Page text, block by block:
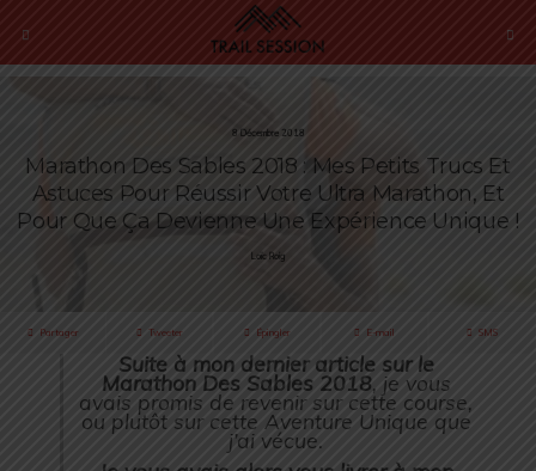
8 Décembre 2018
Marathon Des Sables 2018 : Mes Petits Trucs Et
Astuces Pour Réussir Votre Ultra Marathon, Et
Pour Que Ça Devienne Une Expérience Unique !
Loïc Roig
Partager Tweeter Épingler E-mail SMS
Suite à mon dernier article sur le
Marathon Des Sables 2018, je vous
avais promis de revenir sur cette course,
ou plutôt sur cette Aventure Unique que
j’ai vécue.